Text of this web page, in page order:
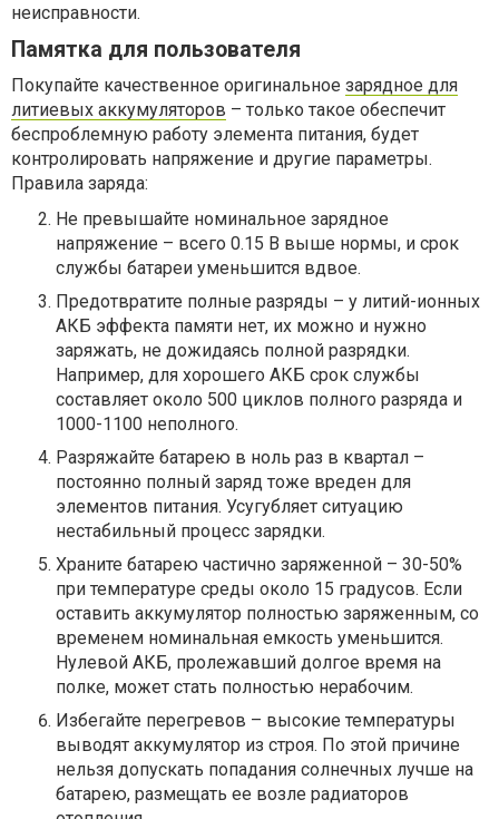
неисправности.
Памятка для пользователя
Покупайте качественное оригинальное зарядное для
литиевых аккумуляторов – только такое обеспечит
беспроблемную работу элемента питания, будет
контролировать напряжение и другие параметры.
Правила заряда:
Не превышайте номинальное зарядное
напряжение – всего 0.15 В выше нормы, и срок
службы батареи уменьшится вдвое.
Предотвратите полные разряды – у литий-ионных
АКБ эффекта памяти нет, их можно и нужно
заряжать, не дожидаясь полной разрядки.
Например, для хорошего АКБ срок службы
составляет около 500 циклов полного разряда и
1000-1100 неполного.
Разряжайте батарею в ноль раз в квартал –
постоянно полный заряд тоже вреден для
элементов питания. Усугубляет ситуацию
нестабильный процесс зарядки.
Храните батарею частично заряженной – 30-50%
при температуре среды около 15 градусов. Если
оставить аккумулятор полностью заряженным, со
временем номинальная емкость уменьшится.
Нулевой АКБ, пролежавший долгое время на
полке, может стать полностью нерабочим.
Избегайте перегревов – высокие температуры
выводят аккумулятор из строя. По этой причине
нельзя допускать попадания солнечных лучше на
батарею, размещать ее возле радиаторов